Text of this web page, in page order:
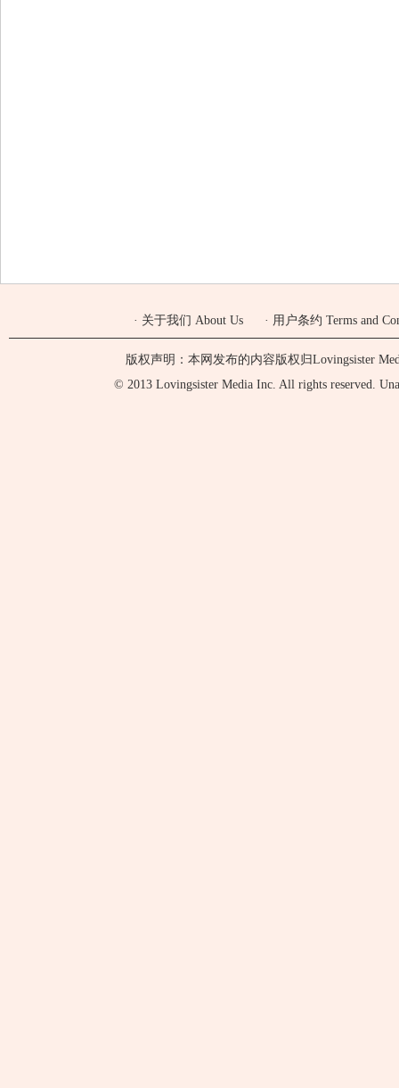
· 关于我们 About Us · 用户条约 Terms and
版权声明：本网发布的内容版权归Lovingsister
© 2013 Lovingsister Media Inc. All rights reserved.